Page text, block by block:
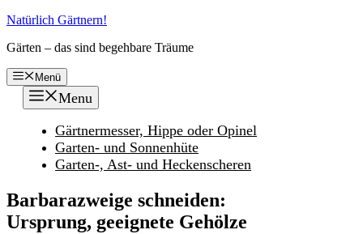
Zum
springen
Natürlich Gärtnern!
Gärten – das sind begehbare Träume
Menü
Menu
Gärtnermesser, Hippe oder Opinel
Garten- und Sonnenhüte
Garten-, Ast- und Heckenscheren
Barbarazweige schneiden:
Ursprung, geeignete Gehölze